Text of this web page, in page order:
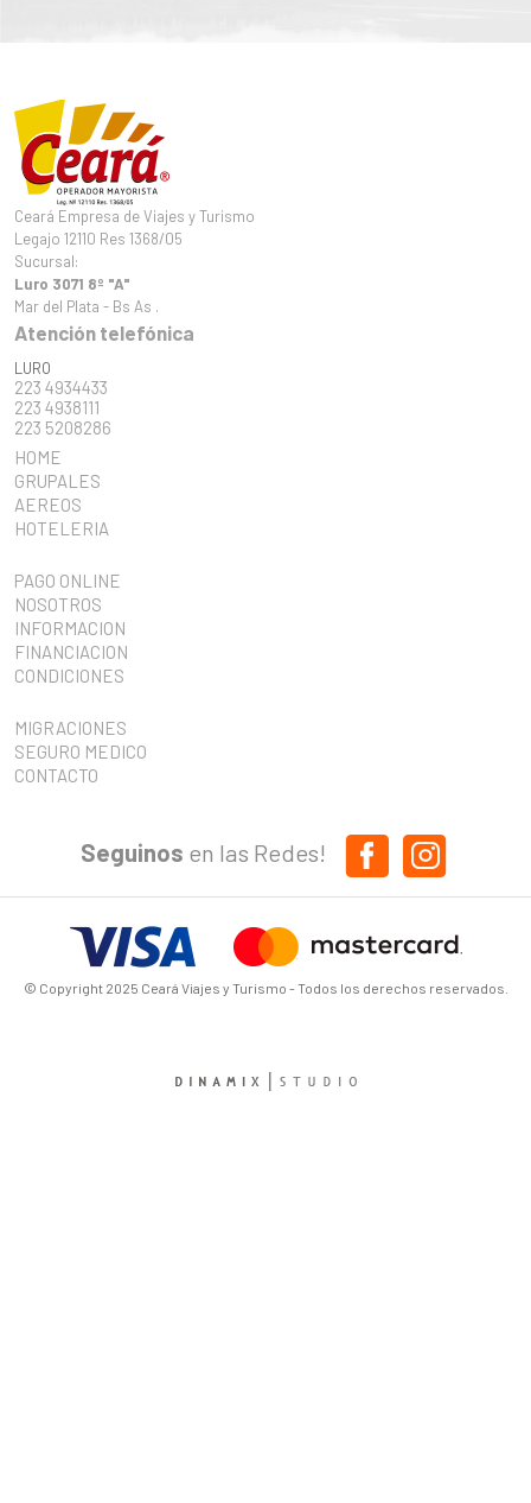
Ceará Empresa de Viajes y Turismo
Legajo 12110 Res 1368/05
Sucursal:
Luro 3071 8º "A"
Mar del Plata - Bs As .
Atención telefónica
LURO
223 4934433
223 4938111
223 5208286
HOME
GRUPALES
AEREOS
HOTELERIA
PAGO ONLINE
NOSOTROS
INFORMACION
FINANCIACION
CONDICIONES
MIGRACIONES
SEGURO MEDICO
CONTACTO
Seguinos en las Redes!
© Copyright 2025 Ceará Viajes y Turismo - Todos los derechos reservados.